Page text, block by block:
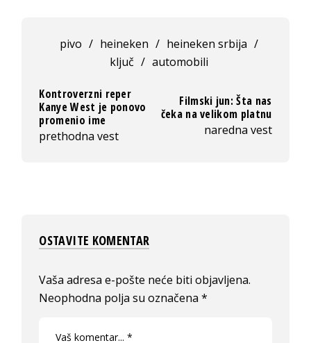
pivo / heineken / heineken srbija /
ključ / automobili
Kontroverzni reper
Kanye West je ponovo
promenio ime
prethodna vest
Filmski jun: Šta nas
čeka na velikom platnu
naredna vest
OSTAVITE KOMENTAR
Vaša adresa e-pošte neće biti objavljena.
Neophodna polja su označena*